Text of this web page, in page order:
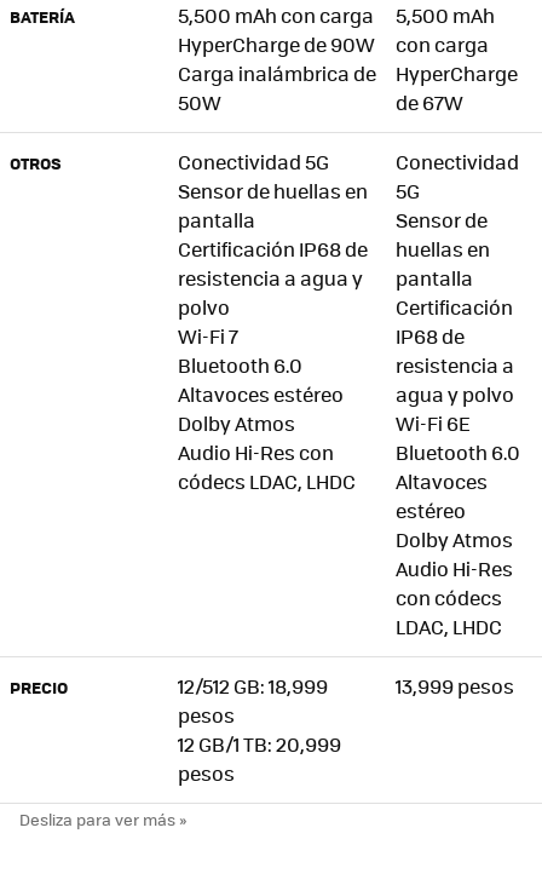
BATERÍA
5,500 mAh con carga
HyperCharge de 90W
Carga inalámbrica de
50W
5,500 mAh
con carga
HyperCharge
de 67W
OTROS
Conectividad 5G
Sensor de huellas en
pantalla
Certificación IP68 de
resistencia a agua y
polvo
Wi-Fi 7
Bluetooth 6.0
Altavoces estéreo
Dolby Atmos
Audio Hi-Res con
códecs LDAC, LHDC
Conectividad
5G
Sensor de
huellas en
pantalla
Certificación
IP68 de
resistencia a
agua y polvo
Wi-Fi 6E
Bluetooth 6.0
Altavoces
estéreo
Dolby Atmos
Audio Hi-Res
con códecs
LDAC, LHDC
PRECIO
12/512 GB: 18,999
pesos
12 GB/1 TB: 20,999
pesos
13,999 pesos